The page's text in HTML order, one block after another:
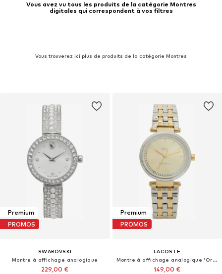
Vous avez vu tous les produits de la catégorie Montres
digitales qui correspondent à vos filtres
Vous trouverez ici plus de produits de la catégorie Montres
Premium
PROMOS
SWAROVSKI
Montre à affichage analogique
229,00 €
Premium
PROMOS
LACOSTE
Montre à affichage analogique 'Orba'
149,00 €